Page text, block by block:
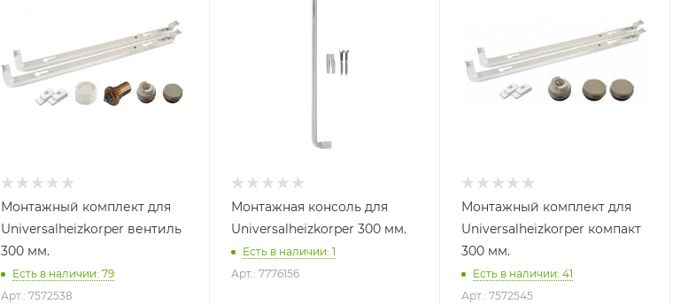
Монтажный комплект для
Universalheizkorper вентиль
300 мм.
Есть в наличии: 79
Арт.: 7572538
Монтажная консоль для
Universalheizkorper 300 мм.
Есть в наличии: 1
Арт.: 7776156
Монтажный комплект для
Universalheizkorper компакт
300 мм.
Есть в наличии: 41
Арт.: 7572545